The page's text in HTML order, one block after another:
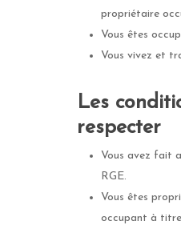
propriétaire
Vous êtes
Vous vivez et
Les
respecter
Vous avez fait
RGE.
Vous êtes
occupant à